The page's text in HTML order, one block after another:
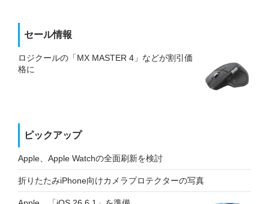
セール情報
ロジクールの「MX MASTER 4」などが割引価
格に
ピックアップ
Apple、Apple Watchの全面刷新を検討
折りたたみiPhone向けカメラプロテクターの写真